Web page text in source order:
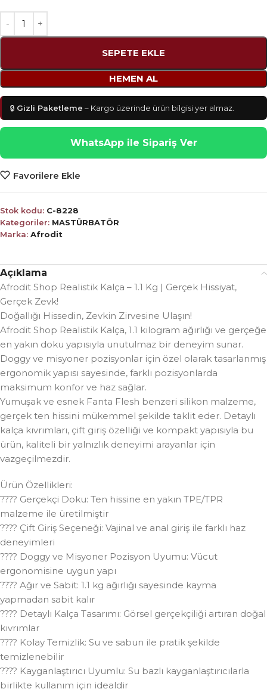
SEPETE EKLE
HEMEN AL
🔒 Gizli Paketleme – Kargo üzerinde ürün bilgisi yer almaz.
WhatsApp ile Sipariş Ver
Favorilere Ekle
Stok kodu: C-8228
Kategoriler: MASTÜRBATÖR
Marka: Afrodit
Açıklama
Afrodit Shop Realistik Kalça – 1.1 Kg | Gerçek Hissiyat,
Gerçek Zevk!
Doğallığı Hissedin, Zevkin Zirvesine Ulaşın!
Afrodit Shop Realistik Kalça, 1.1 kilogram ağırlığı ve gerçeğe
en yakın doku yapısıyla unutulmaz bir deneyim sunar.
Doggy ve misyoner pozisyonlar için özel olarak tasarlanmış
ergonomik yapısı sayesinde, farklı pozisyonlarda
maksimum konfor ve haz sağlar.
Yumuşak ve esnek Fanta Flesh benzeri silikon malzeme,
gerçek ten hissini mükemmel şekilde taklit eder. Detaylı
kalça kıvrımları, çift giriş özelliği ve kompakt yapısıyla bu
ürün, kaliteli bir yalnızlık deneyimi arayanlar için
vazgeçilmezdir.
Ürün Özellikleri:
???? Gerçekçi Doku: Ten hissine en yakın TPE/TPR
malzeme ile üretilmiştir
???? Çift Giriş Seçeneği: Vajinal ve anal giriş ile farklı haz
deneyimleri
???? Doggy ve Misyoner Pozisyon Uyumu: Vücut
ergonomisine uygun yapı
???? Ağır ve Sabit: 1.1 kg ağırlığı sayesinde kayma
yapmadan sabit kalır
???? Detaylı Kalça Tasarımı: Görsel gerçekçiliği artıran doğal
kıvrımlar
???? Kolay Temizlik: Su ve sabun ile pratik şekilde
temizlenebilir
???? Kayganlaştırıcı Uyumlu: Su bazlı kayganlaştırıcılarla
birlikte kullanım için idealdir